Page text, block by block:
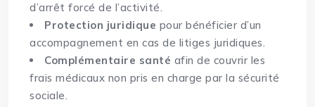
d’arrêt forcé de l’activité.
Protection juridique pour bénéficier d’un
accompagnement en cas de litiges juridiques.
Complémentaire santé afin de couvrir les
frais médicaux non pris en charge par la sécurité
sociale.